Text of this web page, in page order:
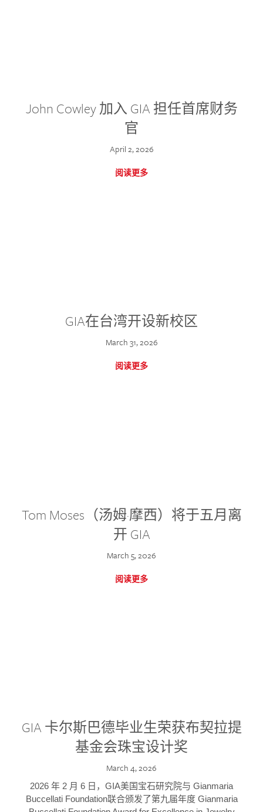
John Cowley 加入 GIA 担任首席财务
官
April 2, 2026
阅读更多
GIA在台湾开设新校区
March 31, 2026
阅读更多
Tom Moses（汤姆·摩西）将于五月离
开 GIA
March 5, 2026
阅读更多
GIA 卡尔斯巴德毕业生荣获布契拉提
基金会珠宝设计奖
March 4, 2026
2026 年 2 月 6 日，GIA美国宝石研究院与 Gianmaria
Buccellati Foundation联合颁发了第九届年度 Gianmaria